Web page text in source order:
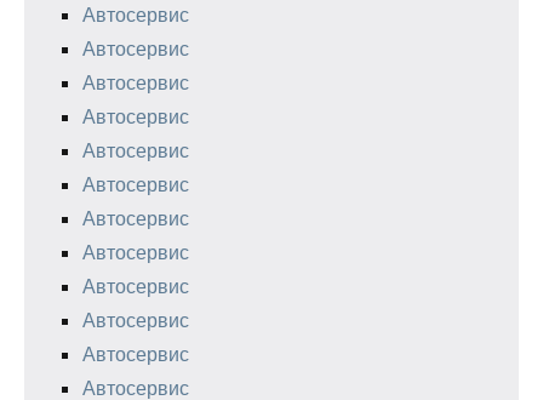
Автосервис
Автосервис
Автосервис
Автосервис
Автосервис
Автосервис
Автосервис
Автосервис
Автосервис
Автосервис
Автосервис
Автосервис